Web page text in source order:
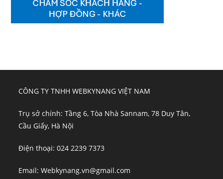
CÔNG TY TNHH WEBKYNANG VIỆT NAM
Trụ sở chính: Tầng 6, Tòa Nhà Sannam, 78 Duy Tân,
Cầu Giấy, Hà Nội
Điện thoại: 024 2239 7373
Email: Webkynang.vn@gmail.com